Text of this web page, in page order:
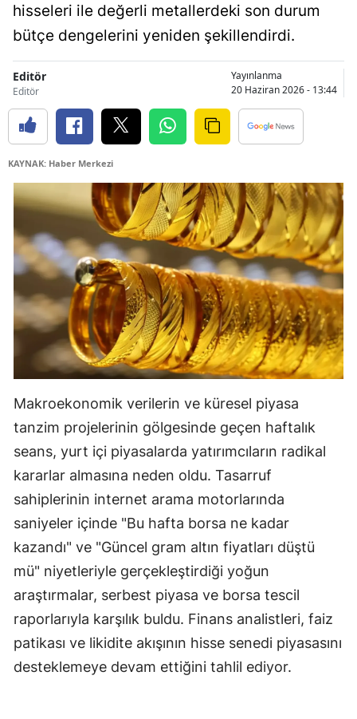
hisseleri ile değerli metallerdeki son durum
bütçe dengelerini yeniden şekillendirdi.
Editör
Editör
Yayınlanma
20 Haziran 2026 - 13:44
KAYNAK: Haber Merkezi
Makroekonomik verilerin ve küresel piyasa
tanzim projelerinin gölgesinde geçen haftalık
seans, yurt içi piyasalarda yatırımcıların radikal
kararlar almasına neden oldu. Tasarruf
sahiplerinin internet arama motorlarında
saniyeler içinde "Bu hafta borsa ne kadar
kazandı" ve "Güncel gram altın fiyatları düştü
mü" niyetleriyle gerçekleştirdiği yoğun
araştırmalar, serbest piyasa ve borsa tescil
raporlarıyla karşılık buldu. Finans analistleri, faiz
patikası ve likidite akışının hisse senedi piyasasını
desteklemeye devam ettiğini tahlil ediyor.